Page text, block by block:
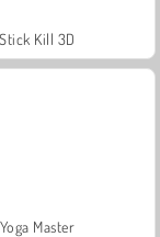
Stick Kill 3D
Yoga Master